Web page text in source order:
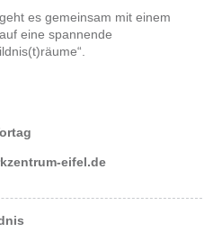
es gemeinsam mit einem
auf eine spannende
eifel.de